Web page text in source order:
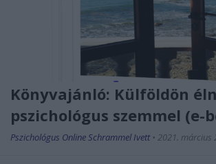
Könyvajánló: Külföldön
pszichológus szemmel (e-
Pszichológus Online Schrammel Ivett • 2021. március